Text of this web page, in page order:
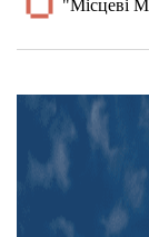
"Місцеві